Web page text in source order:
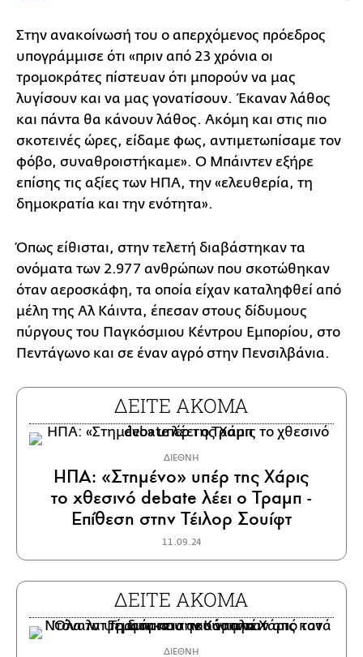
Στην ανακοίνωσή του ο απερχόμενος πρόεδρος
υπογράμμισε ότι «πριν από 23 χρόνια οι
τρομοκράτες πίστευαν ότι μπορούν να μας
λυγίσουν και να μας γονατίσουν. Έκαναν λάθος
και πάντα θα κάνουν λάθος. Ακόμη και στις πιο
σκοτεινές ώρες, είδαμε φως, αντιμετωπίσαμε τον
φόβο, συναθροιστήκαμε». Ο Μπάιντεν εξήρε
επίσης τις αξίες των ΗΠΑ, την «ελευθερία, τη
δημοκρατία και την ενότητα».
Όπως είθισται, στην τελετή διαβάστηκαν τα
ονόματα των 2.977 ανθρώπων που σκοτώθηκαν
όταν αεροσκάφη, τα οποία είχαν καταληφθεί από
μέλη της Αλ Κάιντα, έπεσαν στους δίδυμους
πύργους του Παγκόσμιου Κέντρου Εμπορίου, στο
Πεντάγωνο και σε έναν αγρό στην Πενσιλβάνια.
ΔΕΙΤΕ ΑΚΟΜΑ
ΔΙΕΘΝΗ
ΗΠΑ: «Στημένο» υπέρ της Χάρις
το χθεσινό debate λέει ο Τραμπ -
Επίθεση στην Τέιλορ Σουίφτ
11.09.24
ΔΕΙΤΕ ΑΚΟΜΑ
ΔΙΕΘΝΗ